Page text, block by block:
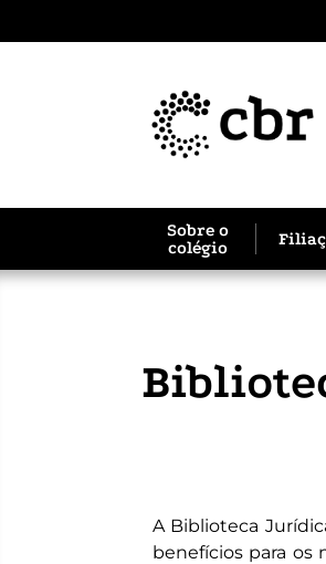
Sobre o
colégio
A Biblioteca
benefícios para os